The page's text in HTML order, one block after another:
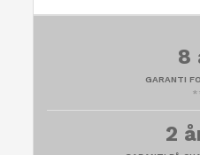
8
GARANTI
2